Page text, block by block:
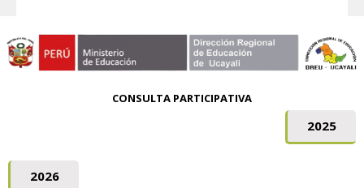
CONSULTA PARTICIPATIVA
2025
2026